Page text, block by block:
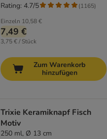
Einzeln 10,58 €
7,49 €
3,75 € / Stück
Rating: 4.7/5 (1165)
Zum Warenkorb
hinzufügen
Trixie Keramiknapf Fisch
Motiv
250 ml, Ø 13 cm